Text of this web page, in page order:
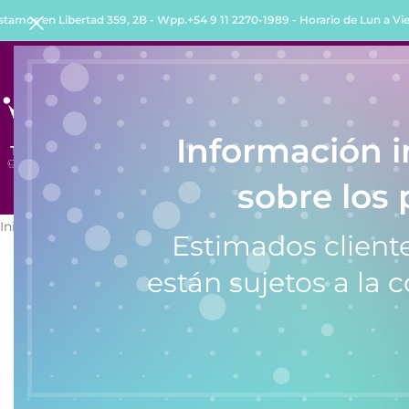
Información
sobre los
Estimados
están sujetos a la
en Libertad 359, 2B - Wpp.+54 9 11 2270-1989 - Horario de Lun a
INICIO TIENDA QUIENES SOMOS COMO COMPRAR
Inicio Relojes /Relojes de Mujer
SALE